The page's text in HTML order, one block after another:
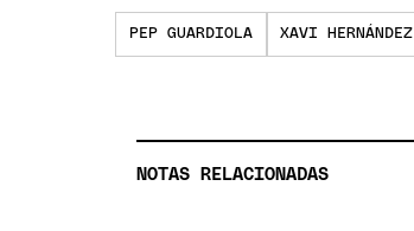
PEP GUARDIOLA XAVI HERNÁNDEZ
NOTAS RELACIONADAS